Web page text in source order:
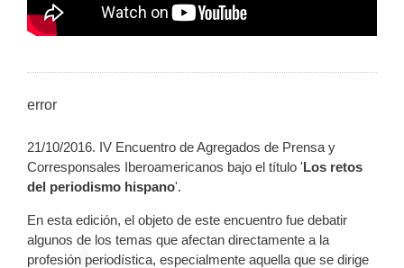
error
21/10/2016. IV Encuentro de Agregados de Prensa y
Corresponsales Iberoamericanos bajo el título 'Los retos
del periodismo hispano'.
En esta edición, el objeto de este encuentro fue debatir
algunos de los temas que afectan directamente a la
profesión periodística, especialmente aquella que se dirige